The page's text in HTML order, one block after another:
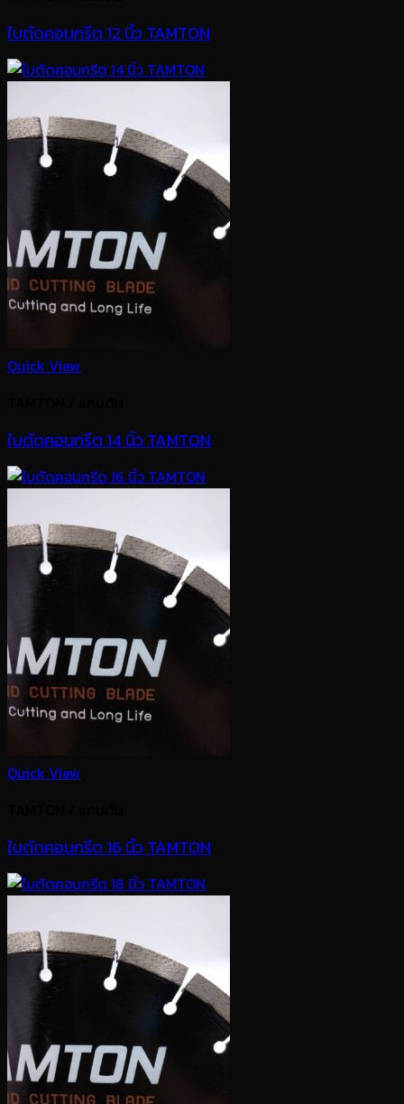
ใบตัดคอนกรีต 12 นิ้ว TAMTON
Quick View
ใบตัดคอนกรีต 14 นิ้ว TAMTON
Quick View
ใบตัดคอนกรีต 16 นิ้ว TAMTON